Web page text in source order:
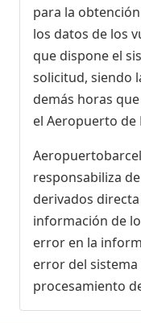
para la
los datos de los
que dispone el
solicitud, siendo
demás horas
el Aeropuerto de
responsabiliza
derivados
información de
error en la
error del
procesamiento